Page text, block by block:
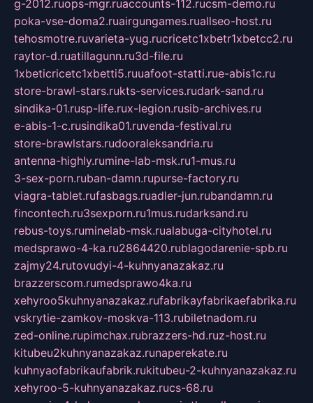
g-2012.ruops-mgr.ruaccounts-112.rucsm-demo.ru
poka-vse-doma2.ruairgungames.ruallseo-host.ru
tehosmotre.ruvarieta-yug.rucricetc1xbetr1xbetcc2.ru
raytor-d.ruatillagunn.ru3d-file.ru
1xbeticricetc1xbetti5.ruuafoot-statti.rue-abis1c.ru
store-brawl-stars.rukts-services.rudark-sand.ru
sindika-01.rusp-life.rux-legion.rusib-archives.ru
e-abis-1-c.rusindika01.ruvenda-festival.ru
store-brawlstars.rudooraleksandria.ru
antenna-highly.rumine-lab-msk.ru1-mus.ru
3-sex-porn.ruban-damn.rupurse-factory.ru
viagra-tablet.rufasbags.ruadler-jun.rubandamn.ru
fincontech.ru3sexporn.ru1mus.rudarksand.ru
rebus-toys.ruminelab-msk.rualabuga-cityhotel.ru
medsprawo-4-ka.ru2864420.rublagodarenie-spb.ru
zajmy24.rutovudyi-4-kuhnyanazakaz.ru
brazzerscom.rumedsprawo4ka.ru
xehyroo5kuhnyanazakaz.rufabrikayfabrikaefabrika.ru
vskrytie-zamkov-moskva-113.rubiletnadom.ru
zed-online.rupimchax.rubrazzers-hd.ruz-host.ru
kitubeu2kuhnyanazakaz.runaperekate.ru
kuhnyaofabrikaufabrik.rukitubeu-2-kuhnyanazakaz.ru
xehyroo-5-kuhnyanazakaz.rucs-68.ru